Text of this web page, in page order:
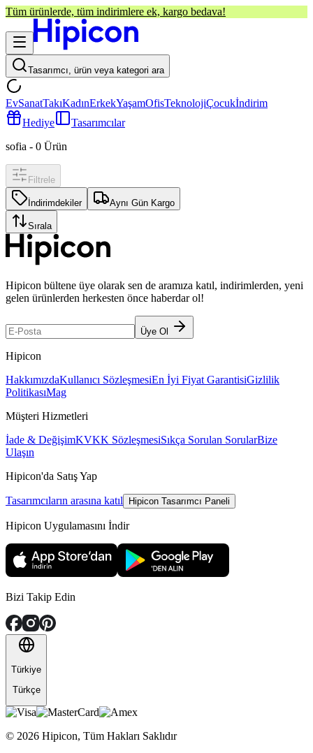
Tüm ürünlerde, tüm indirimlere ek, kargo bedava!
Tasarımcı, ürün veya kategori ara
EvSanatTakıKadınErkekYaşamOfisTeknolojiÇocukİndirim
Hediye
Tasarımcılar
sofia - 0 Ürün
Filtrele
İndirimdekiler Aynı Gün Kargo
Sırala
Hipicon bültene üye olarak sen de aramıza katıl, indirimlerden, yeni
gelen ürünlerden herkesten önce haberdar ol!
Üye Ol
Hipicon
HakkımızdaKullanıcı SözleşmesiEn İyi Fiyat GarantisiGizlilik
PolitikasıMag
Müşteri Hizmetleri
İade & DeğişimKVKK SözleşmesiSıkça Sorulan SorularBize
Ulaşın
Hipicon'da Satış Yap
Tasarımcıların arasına katıl Hipicon Tasarımcı Paneli
Hipicon Uygulamasını İndir
Bizi Takip Edin
Türkiye
Türkçe
© 2026 Hipicon, Tüm Hakları Saklıdır